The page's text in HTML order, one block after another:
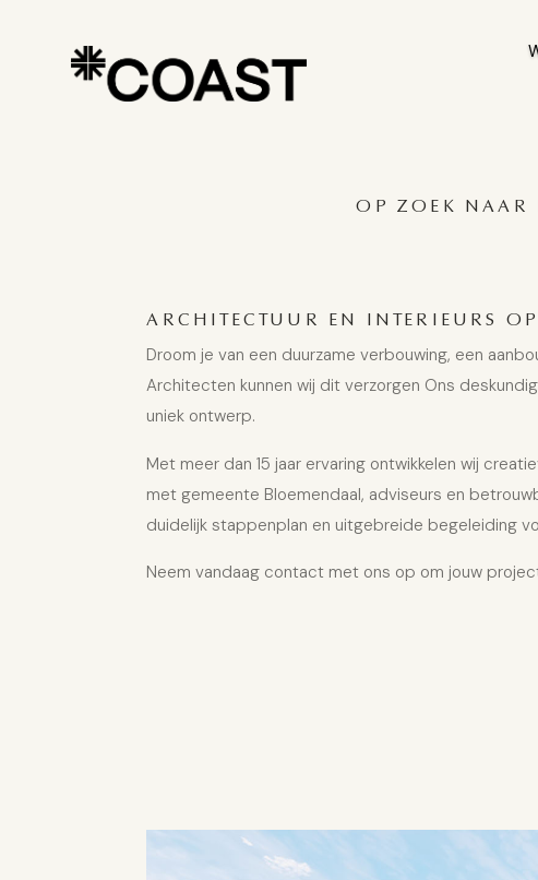
OP ZOEK NAAR
ARCHITECTUUR EN INTERIEURS
Droom je van een duurzame verbouwing, een
Architecten kunnen wij dit verzorgen Ons
uniek ontwerp.
Met meer dan 15 jaar ervaring ontwikkelen wij
met gemeente Bloemendaal, adviseurs en
duidelijk stappenplan en uitgebreide begeleiding
Neem vandaag contact met ons op om jouw